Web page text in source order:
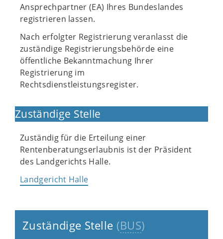
Ansprechpartner (EA) Ihres Bundeslandes
registrieren lassen.
Nach erfolgter Registrierung veranlasst die
zuständige Registrierungsbehörde eine
öffentliche Bekanntmachung Ihrer
Registrierung im
Rechtsdienstleistungsregister.
Zuständige Stelle
Zuständig für die Erteilung einer
Rentenberatungserlaubnis ist der Präsident
des Landgerichts Halle.
Landgericht Halle
Zuständige Stelle (BUS)